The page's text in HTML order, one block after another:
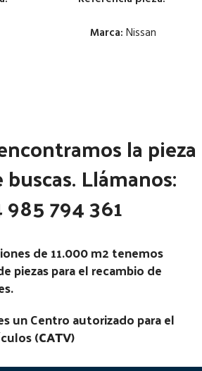
Marca: Nissan
Código Pieza: 53156
la pieza
Llámanos:
794 361
de 11.000 m2 tenemos
piezas para el recambio de
un Centro autorizado para el
(CATV)